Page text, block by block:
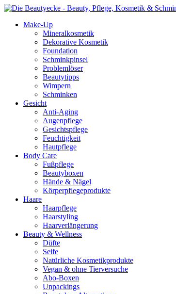
Make-Up
Mineralkosmetik
Dekorative Kosmetik
Foundation
Schminkpinsel
Problemlöser
Beautytipps
Wimpern
Schminken
Gesicht
Anti-Aging
Augenpflege
Gesichtspflege
Feuchtigkeit
Hautpflege
Body Care
Fußpflege
Beautyboxen
Hände & Nägel
Körperpflegeprodukte
Haare
Haarpflege
Haarstyling
Haarverlängerung
Beauty & Wellness
Düfte
Seife
Natürliche Kosmetikprodukte
Vegan & ohne Tierversuche
Abo-Boxen
Unpackings